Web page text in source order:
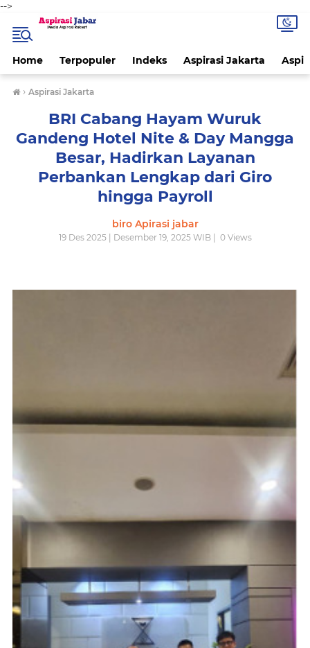
-->
Home Terpopuler Indeks Aspirasi Jakarta
› Aspirasi Jakarta
BRI Cabang Hayam Wuruk
Gandeng Hotel Nite & Day Mangga
Besar, Hadirkan Layanan
Perbankan Lengkap dari Giro
hingga Payroll
biro Apirasi jabar
19 Des 2025 | Desember 19, 2025 WIB | 0Views